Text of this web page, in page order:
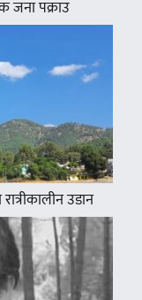
जना पक्राउ
उडान